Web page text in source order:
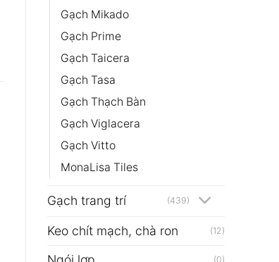
Gạch Mikado
Gạch Prime
Gạch Taicera
Gạch Tasa
Gạch Thạch Bàn
Gạch Viglacera
Gạch Vitto
MonaLisa Tiles
Gạch trang trí (439)
Keo chít mạch, chà ron (12)
(0)